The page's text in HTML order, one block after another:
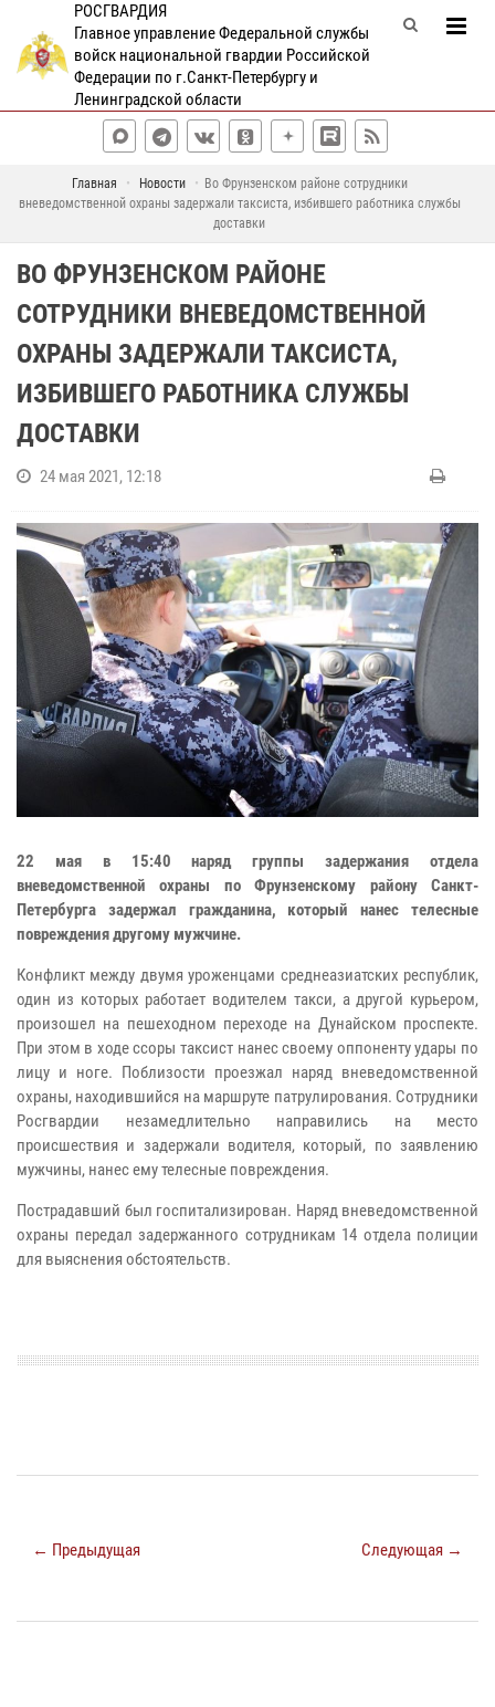
РОСГВАРДИЯ
Главное управление Федеральной службы
войск национальной гвардии Российской
Федерации по г.Санкт-Петербургу и
Ленинградской области
Главная Новости
Во Фрунзенском районе сотрудники
вневедомственной охраны задержали таксиста, избившего работника службы
доставки
ВО ФРУНЗЕНСКОМ РАЙОНЕ
СОТРУДНИКИ ВНЕВЕДОМСТВЕННОЙ
ОХРАНЫ ЗАДЕРЖАЛИ ТАКСИСТА,
ИЗБИВШЕГО РАБОТНИКА СЛУЖБЫ
ДОСТАВКИ
24 мая 2021, 12:18
22 мая в 15:40 наряд группы задержания отдела
вневедомственной охраны по Фрунзенскому району Санкт-
Петербурга задержал гражданина, который нанес телесные
повреждения другому мужчине.
Конфликт между двумя уроженцами среднеазиатских республик,
один из которых работает водителем такси, а другой курьером,
произошел на пешеходном переходе на Дунайском проспекте.
При этом в ходе ссоры таксист нанес своему оппоненту удары по
лицу и ноге. Поблизости проезжал наряд вневедомственной
охраны, находившийся на маршруте патрулирования. Сотрудники
Росгвардии незамедлительно направились на место
происшествия и задержали водителя, который, по заявлению
мужчины, нанес ему телесные повреждения.
Пострадавший был госпитализирован. Наряд вневедомственной
охраны передал задержанного сотрудникам 14 отдела полиции
для выяснения обстоятельств.
← Предыдущая Следующая →